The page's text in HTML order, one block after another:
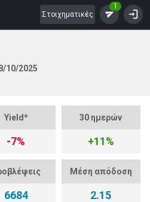
Στοιχηματικές
1
10/2025
Yield*
-7%
30 ημερών
+11%
6684
Μέση απόδοση
2.15